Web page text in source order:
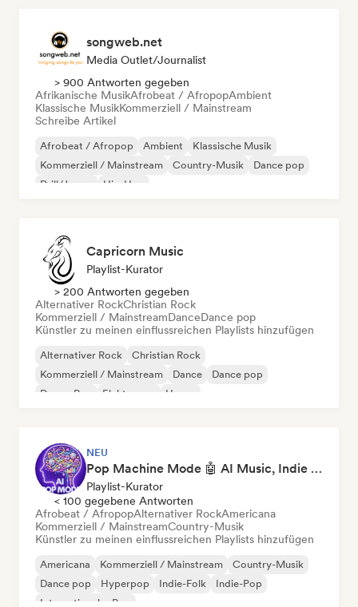
songweb.net
Media Outlet/Journalist
> 900 Antworten gegeben
Afrikanische MusikAfrobeat / AfropopAmbient
Klassische MusikKommerziell / Mainstream
Schreibe Artikel
Afrobeat / Afropop Ambient
Klassische Musik
Kommerziell / Mainstream
Country-Musik
Dance pop
Drill/Jersey
Hip-Hop
Capricorn Music
Playlist-Kurator
> 200 Antworten gegeben
Alternativer RockChristian Rock
Kommerziell / MainstreamDanceDance pop
Künstler zu meinen einflussreichen Playlists hinzufügen
Alternativer Rock
Christian Rock
Kommerziell / Mainstream
Dance
Dance pop
Dream Pop
Elektropop House
NEU
Pop Machine Mode 🤖 AI Music, Indie Pop & Dream Pop
Playlist-Kurator
< 100 gegebene Antworten
Afrobeat / AfropopAlternativer RockAmericana
Kommerziell / MainstreamCountry-Musik
Künstler zu meinen einflussreichen Playlists hinzufügen
Americana Kommerziell / Mainstream
Country-Musik
Dance pop
Hyperpop Indie-Folk
Indie-Pop
Internationaler Pop